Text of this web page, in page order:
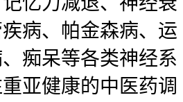
病、帕金森病、运
痴呆等各类神经系
亚健康的中医药调